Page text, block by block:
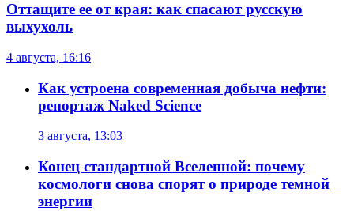
Оттащите ее от края: как спасают русскую
выхухоль
4 августа, 16:16
Как устроена современная добыча нефти:
репортаж Naked Science
3 августа, 13:03
Конец стандартной Вселенной: почему
космологи снова спорят о природе темной
энергии